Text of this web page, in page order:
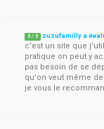
5 / 5 zuzufamilly a
c'est un site que
pratique on peut y
pas besoin de se
qu'on veut même
je vous le